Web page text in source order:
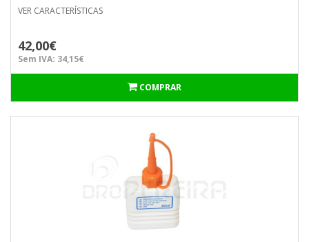
VER CARACTERÍSTICAS
42,00€
Sem IVA: 34,15€
COMPRAR